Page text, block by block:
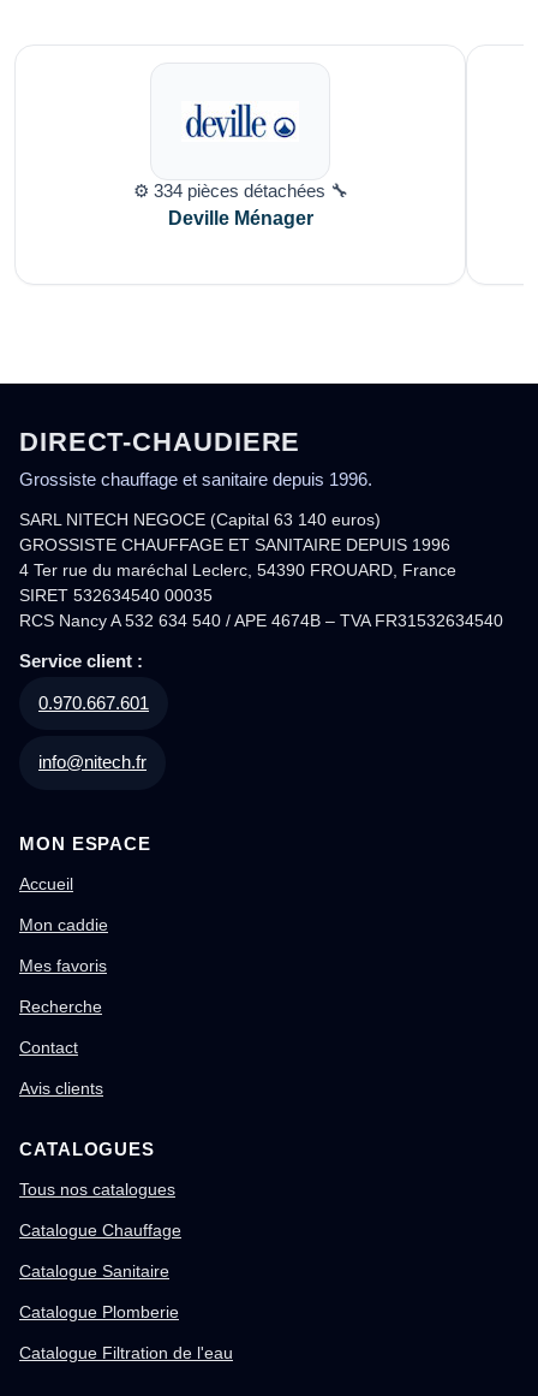
⚙️ 334 pièces détachées 🔧
Deville Ménager
DIRECT-CHAUDIERE
Grossiste chauffage et sanitaire depuis 1996.
SARL NITECH NEGOCE (Capital 63 140 euros)
GROSSISTE CHAUFFAGE ET SANITAIRE DEPUIS 1996
4 Ter rue du maréchal Leclerc, 54390 FROUARD, France
SIRET 532634540 00035
RCS Nancy A 532 634 540 / APE 4674B – TVA FR31532634540
Service client :
0.970.667.601
info@nitech.fr
MON ESPACE
Accueil
Mon caddie
Mes favoris
Recherche
Contact
Avis clients
CATALOGUES
Tous nos catalogues
Catalogue Chauffage
Catalogue Sanitaire
Catalogue Plomberie
Catalogue Filtration de l'eau